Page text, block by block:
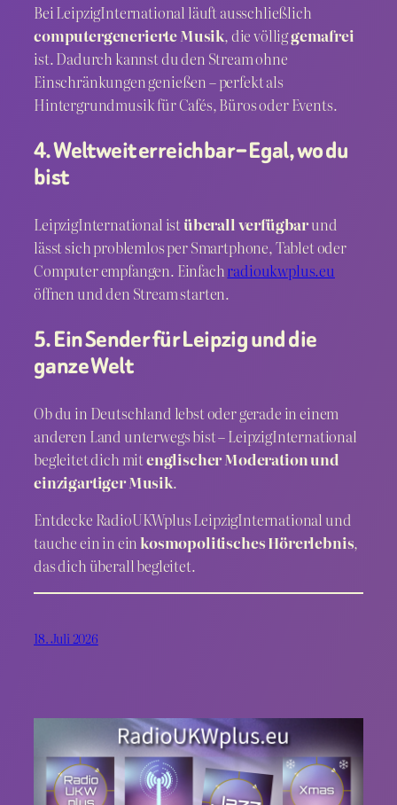
Bei LeipzigInternational läuft ausschließlich
computergenerierte Musik, die völliggemafrei
ist. Dadurch kannst du den Stream ohne
Einschränkungen genießen – perfekt als
Hintergrundmusik für Cafés, Büros oder Events.
4. Weltweit erreichbar – Egal, wo du
bist
LeipzigInternational istüberall verfügbarund
lässt sich problemlos per Smartphone, Tablet oder
Computer empfangen. Einfachradioukwplus.eu
öffnen und den Stream starten.
5. Ein Sender für Leipzig und die
ganze Welt
Ob du in Deutschland lebst oder gerade in einem
anderen Land unterwegs bist – LeipzigInternational
begleitet dich mitenglischer Moderation und
einzigartiger Musik.
Entdecke RadioUKWplus LeipzigInternational und
tauche ein in ein kosmopolitisches Hörerlebnis,
das dich überall begleitet.
18. Juli 2026